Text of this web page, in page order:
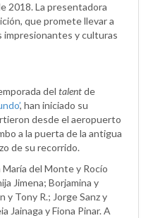
2018. La presentadora
que promete llevar a
impresionantes y culturas
del talentde
, han iniciado su
desde el aeropuerto
a la puerta de la antigua
de su recorrido.
del Monte y Rocío
Jimena; Borjamina y
Tony R.; Jorge Sanz y
Jainaga y Fiona Pinar. A